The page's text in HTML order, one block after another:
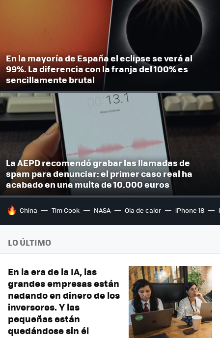
En la mayoría de España el eclipse se verá al
99%. La diferencia con la franja del 100% es
sencillamente brutal
La AEPD recomendó grabar las llamadas de
spam para denunciar: el primer caso real ha
acabado en una multa de 10.000 euros
HOY SE HABLA DE
China Tim Cook NASA Ola de calor iPhone 18
LO ÚLTIMO
En la era de la IA, las
grandes empresas están
nadando en dinero de los
inversores. Y las
pequeñas están
quedándose sin él